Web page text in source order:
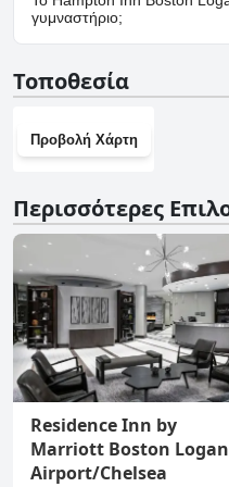
Boston Logan Airport
διαβάστε τις απαντήσεις
"Πάρκινγκ".
γυμναστήριο;
γυμναστήριο.
Τοποθεσία
Προβολή Χάρτη
Περισσότερες
Residence Inn by
Marriott Boston Logan
Airport/Chelsea